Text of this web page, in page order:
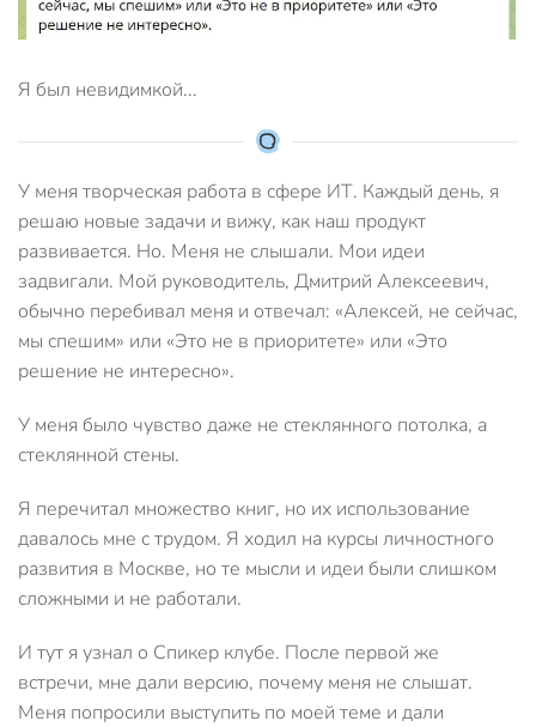
Я был невидимкой...
У меня творческая работа в сфере ИТ. Каждый день, я
решаю новые задачи и вижу, как наш продукт
развивается. Но. Меня не слышали. Мои идеи
задвигали. Мой руководитель, Дмитрий Алексеевич,
обычно перебивал меня и отвечал: «Алексей, не сейчас,
мы спешим» или «Это не в приоритете» или «Это
решение не интересно».
У меня было чувство даже не стеклянного потолка, а
стеклянной стены.
Я перечитал множество книг, но их использование
давалось мне с трудом. Я ходил на курсы личностного
развития в Москве, но те мысли и идеи были слишком
сложными и не работали.
И тут я узнал о Спикер клубе. После первой же
встречи, мне дали версию, почему меня не слышат.
Меня попросили выступить по моей теме и дали